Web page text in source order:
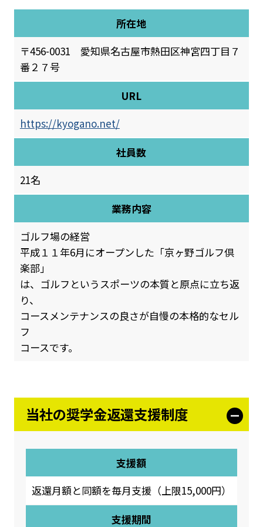
所在地
〒456-0031 愛知県名古屋市熱田区神宮四丁目７
番２７号
URL
https://kyogano.net/
社員数
21名
業務内容
ゴルフ場の経営
平成１１年6月にオープンした「京ヶ野ゴルフ倶
楽部」
は、ゴルフというスポーツの本質と原点に立ち返
り、
コースメンテナンスの良さが自慢の本格的なセル
フ
コースです。
当社の奨学金返還支援制度
支援額
返還月額と同額を毎月支援（上限15,000円）
支援期間